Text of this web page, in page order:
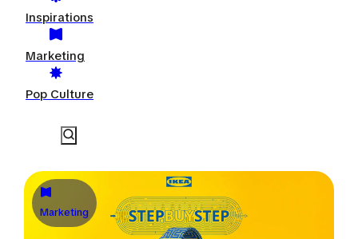
Inspirations
Marketing
Pop Culture
Marketing